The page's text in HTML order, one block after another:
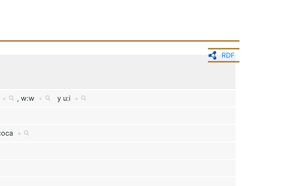
RDF
+ , w:w + y u:i +
+